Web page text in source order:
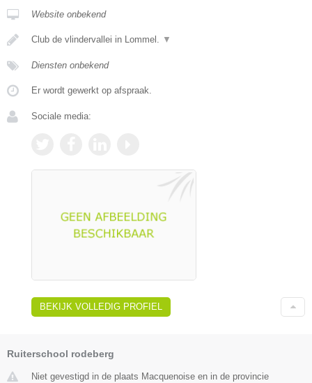
Website onbekend
Club de vlindervallei in Lommel. ▼
Diensten onbekend
Er wordt gewerkt op afspraak.
Sociale media:
BEKIJK VOLLEDIG PROFIEL
Ruiterschool rodeberg
Niet gevestigd in de plaats Macquenoise en in de provincie